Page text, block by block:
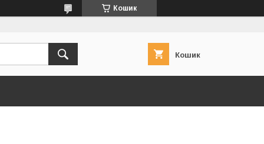
Кошик
Кошик